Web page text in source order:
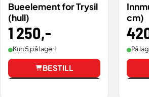
Bueelement for Trysil
(hull)
1 250,-
Kun 5 på lager!
BESTILL
cm)
På